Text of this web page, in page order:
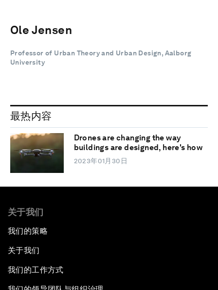
Ole Jensen
Professor of Urban Theory and Urban Design, Aalborg
University
最热内容
Drones are changing the way
buildings are designed, here's how
2023年01月30日
关于我们
我们的策略
关于我们
我们的工作方式